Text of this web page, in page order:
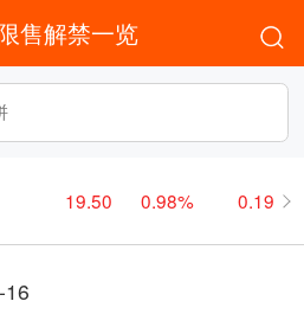
售解禁一览
19.50 0.98% 0.19